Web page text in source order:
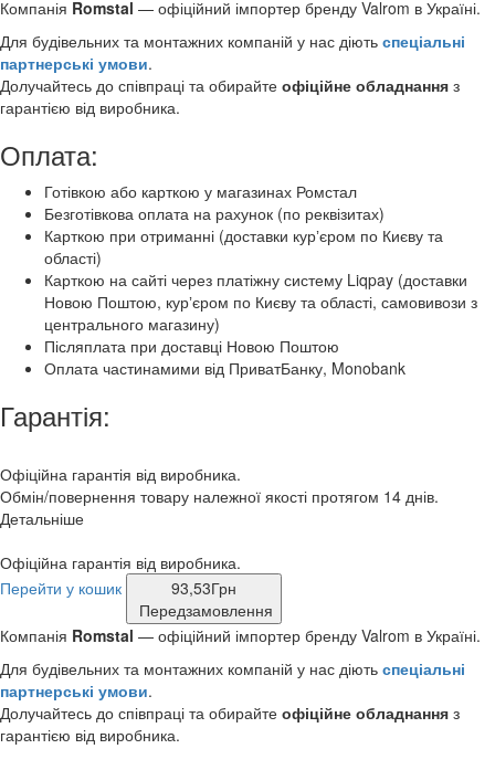
Компанія Romstal — офіційний імпортер бренду Valrom в Україні.
Для будівельних та монтажних компаній у нас діють спеціальні
партнерські умови.
Долучайтесь до співпраці та обирайте офіційне обладнання з
гарантією від виробника.
Оплата:
Готівкою або карткою у магазинах Ромстал
Безготівкова оплата на рахунок (по реквізитах)
Карткою при отриманні (доставки курʼєром по Києву та
області)
Карткою на сайті через платіжну систему Liqpay (доставки
Новою Поштою, курʼєром по Києву та області, самовивози з
центрального магазину)
Післяплата при доставці Новою Поштою
Оплата частинамими від ПриватБанку, Monobank
Гарантія:
Офіційна гарантія від виробника.
Обмін/повернення товару належної якості протягом 14 днів.
Детальніше
Офіційна гарантія від виробника.
Перейти у кошик
93,53Грн
Передзамовлення
Компанія Romstal — офіційний імпортер бренду Valrom в Україні.
Для будівельних та монтажних компаній у нас діють спеціальні
партнерські умови.
Долучайтесь до співпраці та обирайте офіційне обладнання з
гарантією від виробника.